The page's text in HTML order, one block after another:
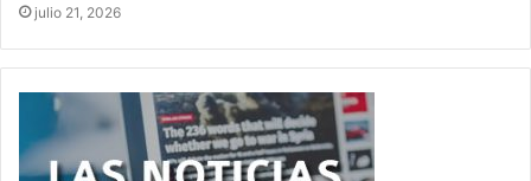
julio 21, 2026